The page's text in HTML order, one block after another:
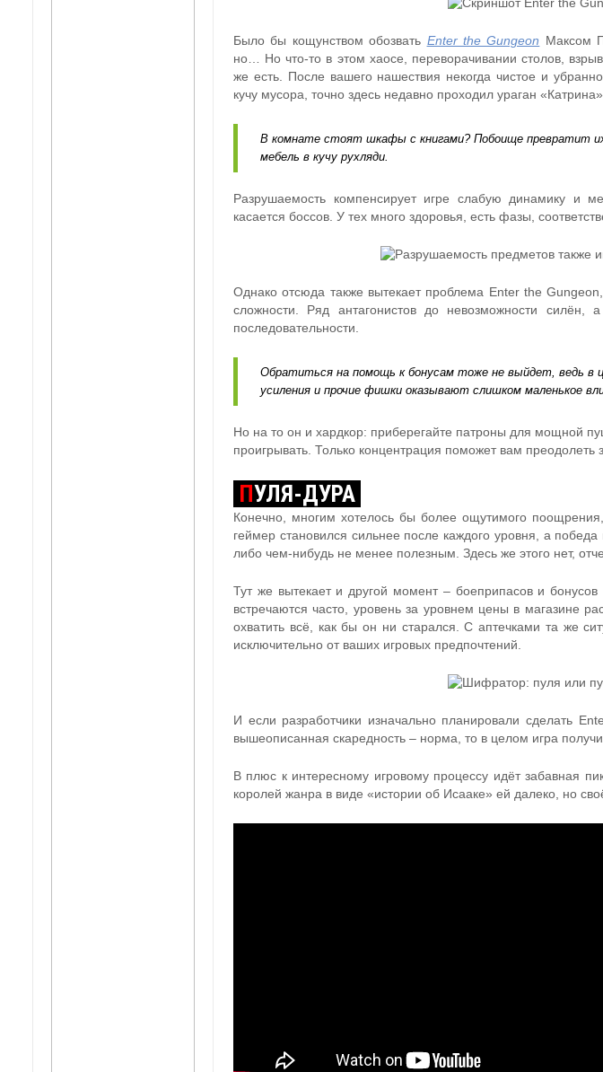
Было бы кощунством обозвать Enter the Gungeon Максом
но… Но что-то в этом хаосе, переворачивании столов,
же есть. После вашего нашествия некогда чистое и
кучу мусора, точно здесь недавно проходил ураган
В комнате стоят шкафы с книгами? Побоище превратит
мебель в кучу рухляди.
Разрушаемость компенсирует игре слабую динамику и
касается боссов. У тех много здоровья, есть фазы,
Однако отсюда также вытекает проблема Enter the
сложности. Ряд антагонистов до невозможности силён,
последовательности.
Обратиться на помощь к бонусам тоже не выйдет, ведь в
усиления и прочие фишки оказывают слишком маленькое
Но на то он и хардкор: приберегайте патроны для мощной
проигрывать. Только концентрация поможет вам
ПУЛЯ-ДУРА
Конечно, многим хотелось бы более ощутимого
геймер становился сильнее после каждого уровня, а
либо чем-нибудь не менее полезным. Здесь же этого нет,
Тут же вытекает и другой момент – боеприпасов и
встречаются часто, уровень за уровнем цены в магазине
охватить всё, как бы он ни старался. С аптечками та же
исключительно от ваших игровых предпочтений.
И если разработчики изначально планировали сделать
вышеописанная скаредность – норма, то в целом игра
В плюс к интересному игровому процессу идёт забавная
королей жанра в виде «истории об Исааке» ей далеко, но